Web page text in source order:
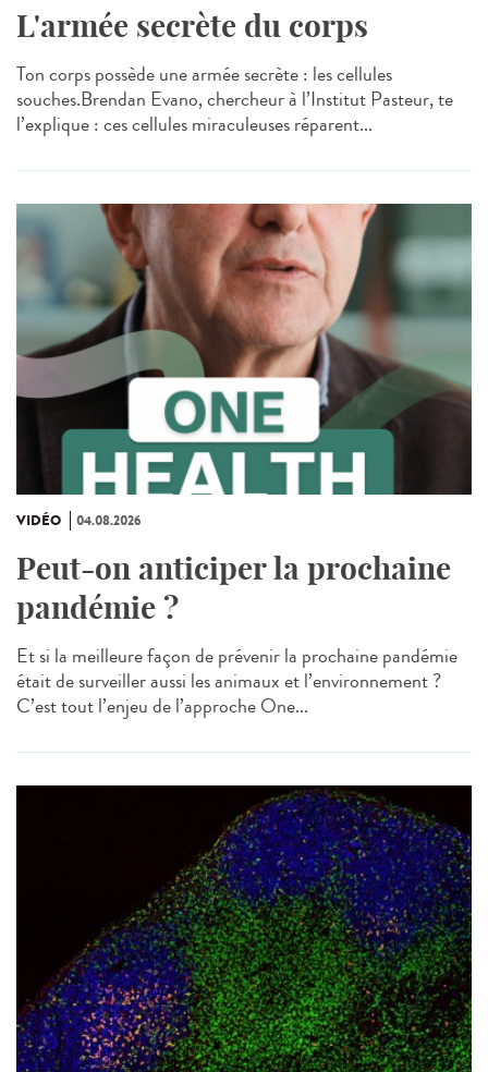
L'armée secrète du corps
Ton corps possède une armée secrète : les cellules
souches.Brendan Evano, chercheur à l’Institut Pasteur, te
l’explique : ces cellules miraculeuses réparent...
VIDÉO 04.08.2026
Peut-on anticiper la prochaine
pandémie ?
Et si la meilleure façon de prévenir la prochaine pandémie
était de surveiller aussi les animaux et l’environnement ?
C’est tout l’enjeu de l’approche One...